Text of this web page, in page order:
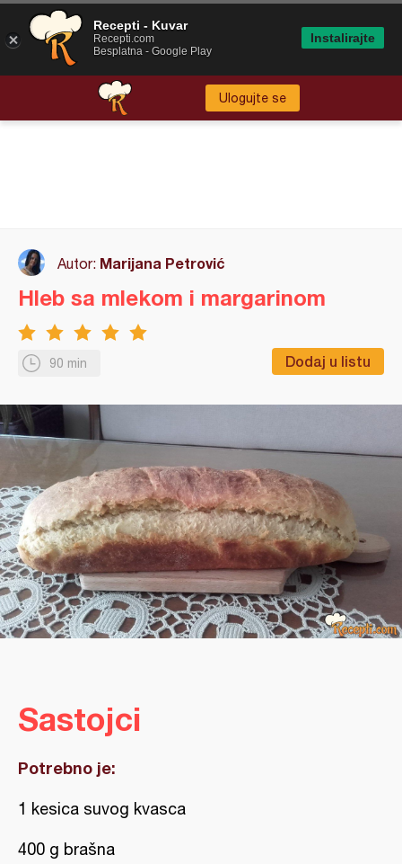
Ulogujte se
Autor: Marijana Petrović
90 min Dodaj u listu
Hleb sa mlekom i margarinom
Sastojci
Potrebno je:
1 kesica suvog kvasca
400 g brašna
Recepti - Kuvar
Recepti.com
Besplatna - Google Play
Instalirajte